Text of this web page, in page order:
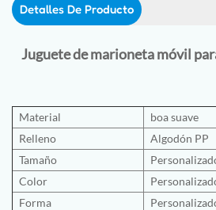
Detalles De Producto
Juguete de marioneta móvil
Material
boa suave
Relleno
Algodón PP
Tamaño
Color
Forma